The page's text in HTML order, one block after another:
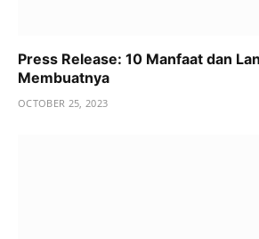
Press Release: 10 Manfaat dan
Membuatnya
OCTOBER 25, 2023